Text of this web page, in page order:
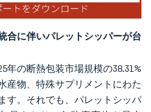
合に伴いパレットシッパーが台
年の断熱包装市場規模の38.31%
産物、特殊サプリメントにわた
す。それでも、パレットシッパ